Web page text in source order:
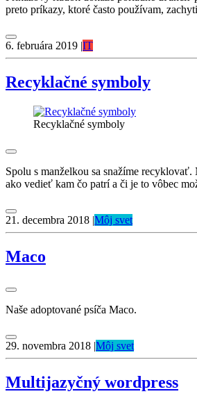
preto príkazy, ktoré často používam,
6. februára 2019 |IT
Recyklačné symboly
Recyklačné symboly
Spolu s manželkou sa snažíme
ako vedieť kam čo patrí a či je to vôbec
21. decembra 2018 |Môj svet
Maco
Naše adoptované psíča Maco.
29. novembra 2018 |Môj svet
Multijazyčný wordpress